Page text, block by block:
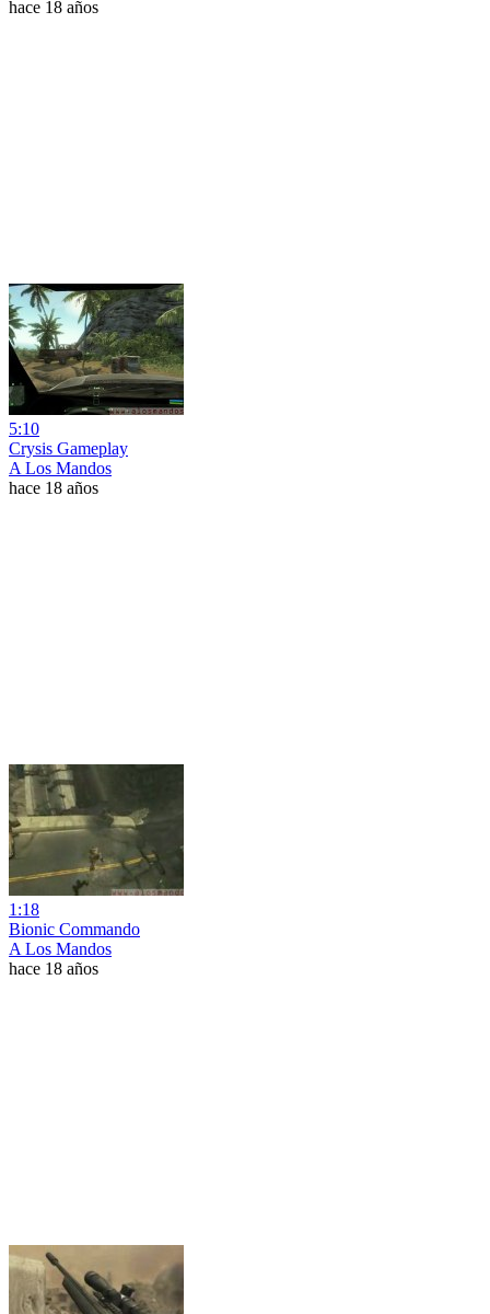
hace 18 años
5:10
Crysis Gameplay
A Los Mandos
hace 18 años
1:18
Bionic Commando
A Los Mandos
hace 18 años